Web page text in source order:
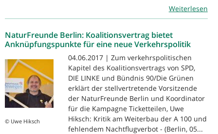
Weiterlesen
NaturFreunde Berlin: Koalitionsvertrag bietet
Anknüpfungspunkte für eine neue Verkehrspolitik
© Uwe Hiksch
04.06.2017 | Zum verkehrspolitischen
Kapitel des Koalitionsvertrags von SPD,
DIE LINKE und Bündnis 90/Die Grünen
erklärt der stellvertretende Vorsitzende
der NaturFreunde Berlin und Koordinator
für die Kampagne Ticketteilen, Uwe
Hiksch: Kritik am Weiterbau der A 100 und
fehlendem Nachtflugverbot - (Berlin, 05...